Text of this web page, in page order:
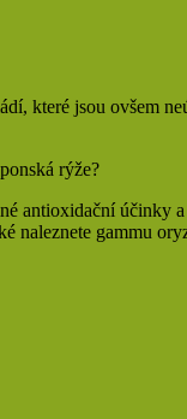
které jsou ovšem
rýže?
antioxidační účinky
naleznete gammu